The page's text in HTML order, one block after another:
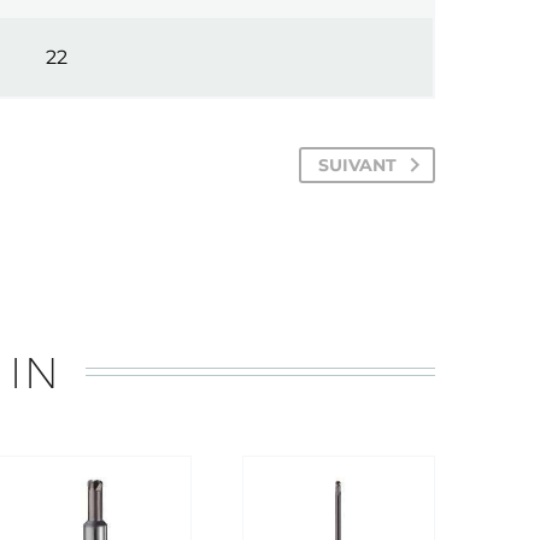
22
SUIVANT